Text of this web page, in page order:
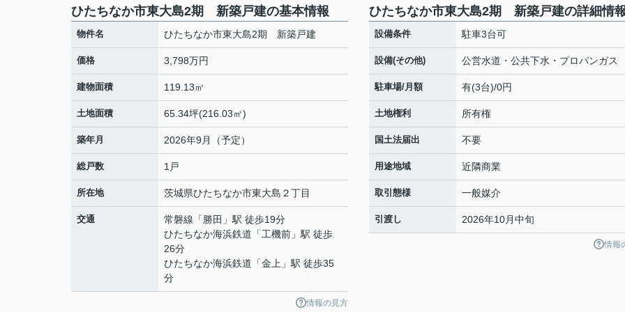
ひたちなか市東大島2期 新築戸建の基本情報
物件名 ひたちなか市東大島2期 新築戸建
価格 3,798万円
建物面積 119.13㎡
土地面積 65.34坪(216.03㎡)
築年月 2026年9月（予定）
総戸数 1戸
所在地 茨城県ひたちなか市東大島 ２丁目
交通 常磐線 「 勝田 」駅 徒歩19分
ひたちなか海浜鉄道 「工機前 」駅 徒歩
26分
ひたちなか海浜鉄道 「金上 」駅 徒歩35
分
情報の見方
ひたちなか市東大島2期 新築戸建の詳細情
設備条件 駐車3台可
設備(その他) 公営水道・公共下水・プロパンガス
駐車場/月額 有(3台)/0円
土地権利 所有権
国土法届出 不要
用途地域 近隣商業
取引態様 一般媒介
引渡し 2026年10月中旬
情報